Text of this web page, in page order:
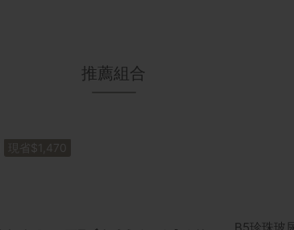
推薦組合
現省$1,470
B5珍珠玻